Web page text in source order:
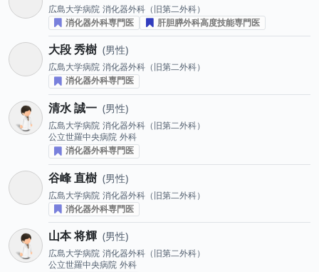
広島大学病院 消化器外科（旧第二外科）
消化器外科専門医
肝胆膵外科高度技能専門医
大段 秀樹 男性
広島大学病院 消化器外科（旧第二外科）
消化器外科専門医
清水 誠一 男性
広島大学病院 消化器外科（旧第二外科）
公立世羅中央病院 外科
消化器外科専門医
谷峰 直樹 男性
広島大学病院 消化器外科（旧第二外科）
消化器外科専門医
山本 将輝 男性
広島大学病院 消化器外科（旧第二外科）
公立世羅中央病院 外科